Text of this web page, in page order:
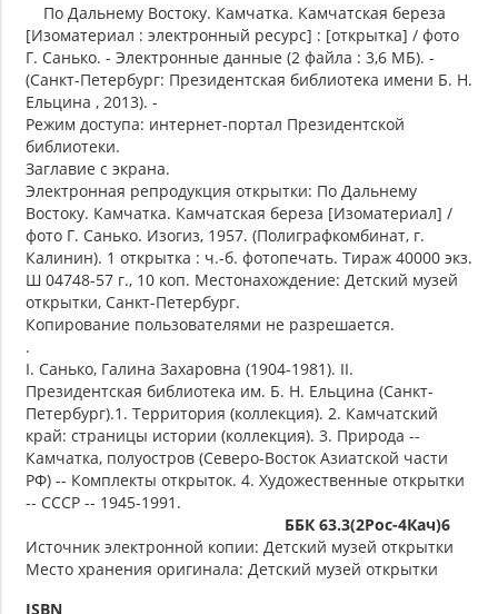
По Дальнему Востоку. Камчатка. Камчатская береза
[Изоматериал : электронный ресурс] : [открытка] / фото
Г. Санько. - Электронные данные (2 файла : 3,6 МБ). -
(Санкт-Петербург: Президентская библиотека имени Б. Н.
Ельцина , 2013). -
Режим доступа: интернет-портал Президентской
библиотеки.
Заглавие с экрана.
Электронная репродукция открытки: По Дальнему
Востоку. Камчатка. Камчатская береза [Изоматериал] /
фото Г. Санько. Изогиз, 1957. (Полиграфкомбинат, г.
Калинин). 1 открытка : ч.-б. фотопечать. Тираж 40000 экз.
Ш 04748-57 г., 10 коп. Местонахождение: Детский музей
открытки, Санкт-Петербург.
Копирование пользователями не разрешается.
.
I. Санько, Галина Захаровна (1904-1981). II.
Президентская библиотека им. Б. Н. Ельцина (Санкт-
Петербург).1. Территория (коллекция). 2. Камчатский
край: страницы истории (коллекция). 3. Природа --
Камчатка, полуостров (Северо-Восток Азиатской части
РФ) -- Комплекты открыток. 4. Художественные открытки
-- СССР -- 1945-1991.
ББК 63.3(2Рос-4Кач)6
Источник электронной копии: Детский музей открытки
Место хранения оригинала: Детский музей открытки
ISBN